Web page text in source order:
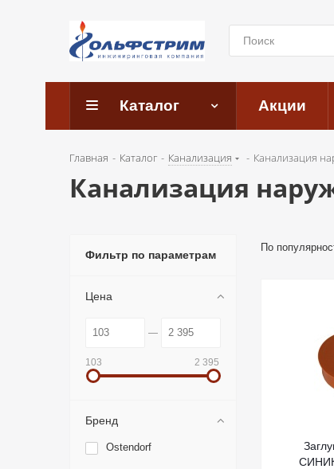
Каталог Акции
Главная - Каталог - Канализация - Канализация
Канализация
По
Фильтр по параметрам
Цена
103 2 395
Бренд
Ostendorf